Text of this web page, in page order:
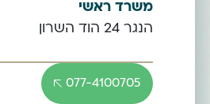
משרד ראשי
הנגר 24 הוד השרון
077-4100705